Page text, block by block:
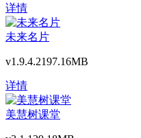
详情
未来名片
v1.9.4.2197.16MB
详情
美慧树课堂